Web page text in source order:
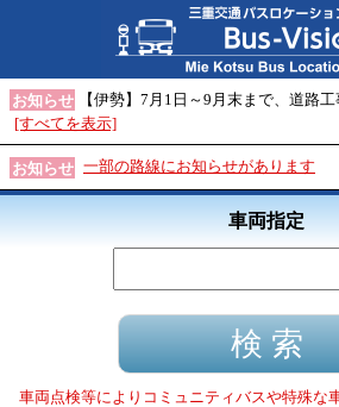
お知らせ
【伊勢】7月1日～9月末まで、道路
[すべてを表示]
お知らせ 一部の路線にお知らせがあります
車両指定
車両点検等によりコミュニティバスや特殊な